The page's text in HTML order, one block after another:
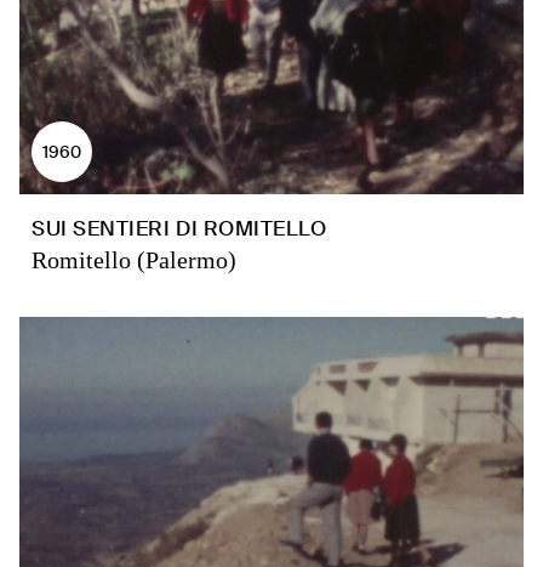
1960
SUI SENTIERI DI ROMITELLO
Romitello (Palermo)